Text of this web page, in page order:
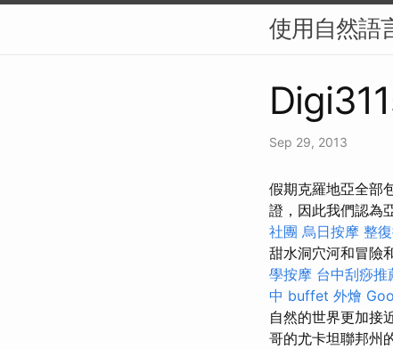
使用自然語
Sep 29, 2013
假期克羅地亞全部
證，因此我們認為
社團 烏日按摩 整
甜水洞穴河和冒險
學按摩 台中刮痧
中 buffet 外燴
自然的世界更加接
哥的尤卡坦聯邦州